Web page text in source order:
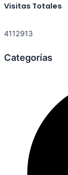
Visitas Totales
4112913
Categorías